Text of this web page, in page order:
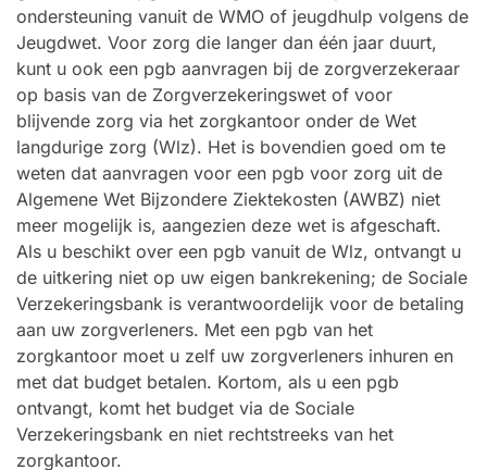
ondersteuning vanuit de WMO of jeugdhulp volgens de
Jeugdwet. Voor zorg die langer dan één jaar duurt,
kunt u ook een pgb aanvragen bij de zorgverzekeraar
op basis van de Zorgverzekeringswet of voor
blijvende zorg via het zorgkantoor onder de Wet
langdurige zorg (Wlz). Het is bovendien goed om te
weten dat aanvragen voor een pgb voor zorg uit de
Algemene Wet Bijzondere Ziektekosten (AWBZ) niet
meer mogelijk is, aangezien deze wet is afgeschaft.
Als u beschikt over een pgb vanuit de Wlz, ontvangt u
de uitkering niet op uw eigen bankrekening; de Sociale
Verzekeringsbank is verantwoordelijk voor de betaling
aan uw zorgverleners. Met een pgb van het
zorgkantoor moet u zelf uw zorgverleners inhuren en
met dat budget betalen. Kortom, als u een pgb
ontvangt, komt het budget via de Sociale
Verzekeringsbank en niet rechtstreeks van het
zorgkantoor.